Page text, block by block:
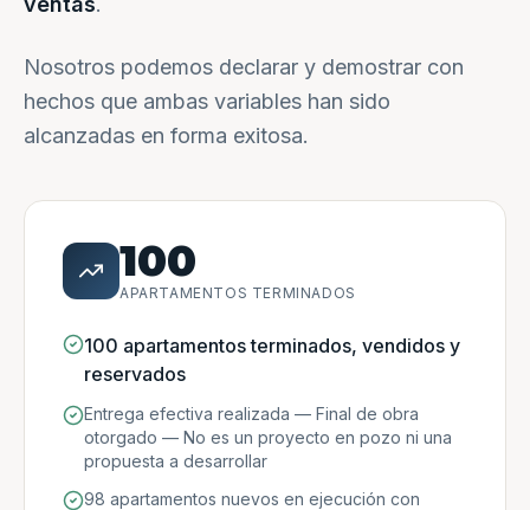
Nosotros podemos declarar y demostrar con
hechos que ambas variables han sido
alcanzadas en forma exitosa.
100
APARTAMENTOS TERMINADOS
100 apartamentos terminados, vendidos y
reservados
Entrega efectiva realizada — Final de obra
otorgado — No es un proyecto en pozo ni una
propuesta a desarrollar
98 apartamentos nuevos en ejecución con